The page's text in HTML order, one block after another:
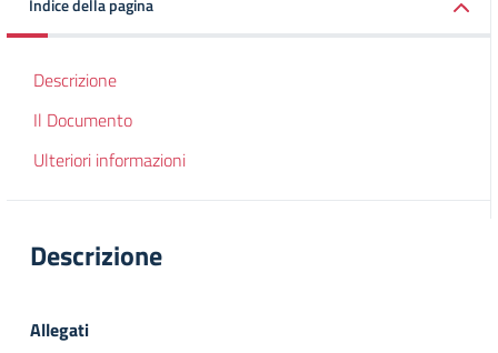
Indice della pagina
Descrizione
Il Documento
Ulteriori informazioni
Descrizione
Allegati